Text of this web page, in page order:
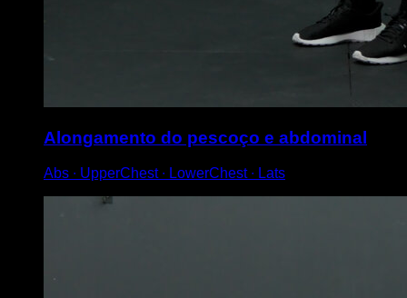
Alongamento do pescoço e abdominal
Abs ∙ UpperChest ∙ LowerChest ∙ Lats